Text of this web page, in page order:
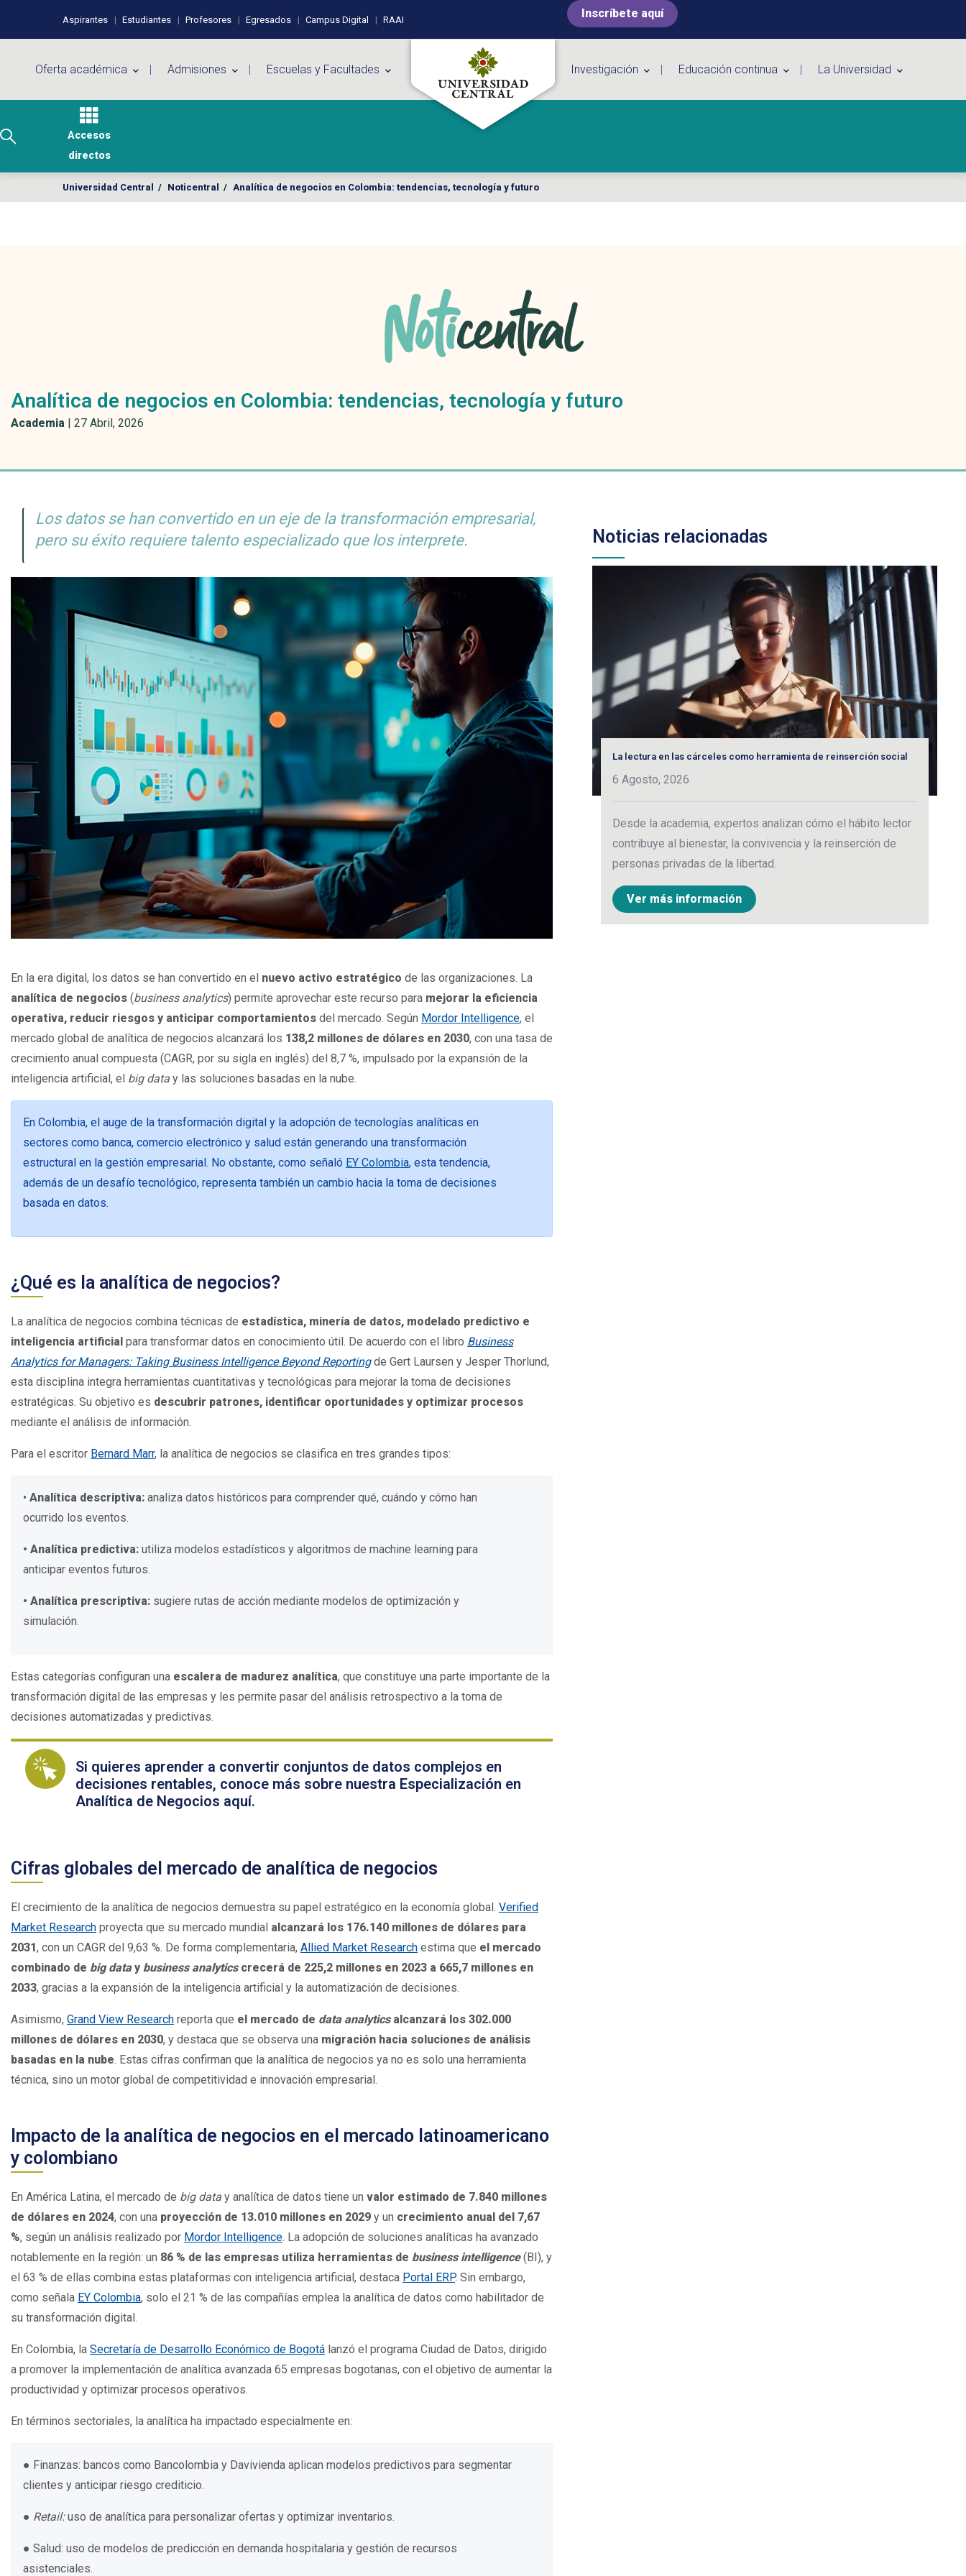
Perfiles de usuario
Aspirantes Estudiantes Profesores Egresados Campus Digital RAAI Inscríbete aquí
Oferta académica Admisiones Escuelas y Facultades Investigación Educación continua La Universidad
Accesos
directos
Universidad Central / Noticentral / Analítica de negocios en Colombia: tendencias, tecnología y futuro
Analítica de negocios en Colombia: tendencias, tecnología y futuro
Academia | 27 Abril, 2026
Los datos se han convertido en un eje de la transformación empresarial,
pero su éxito requiere talento especializado que los interprete.
Noticias relacionadas
La lectura en las cárceles como herramienta de reinserción social
6 Agosto, 2026
Desde la academia, expertos analizan cómo el hábito lector
contribuye al bienestar, la convivencia y la reinserción de
personas privadas de la libertad.
Ver más información
En la era digital, los datos se han convertido en el nuevo activo estratégico de las organizaciones. La
analítica de negocios (business analytics) permite aprovechar este recurso para mejorar la eficiencia
operativa, reducir riesgos y anticipar comportamientos del mercado. Según Mordor Intelligence, el
mercado global de analítica de negocios alcanzará los 138,2 millones de dólares en 2030, con una tasa de
crecimiento anual compuesta (CAGR, por su sigla en inglés) del 8,7 %, impulsado por la expansión de la
inteligencia artificial, el big data y las soluciones basadas en la nube.
En Colombia, el auge de la transformación digital y la adopción de tecnologías analíticas en
sectores como banca, comercio electrónico y salud están generando una transformación
estructural en la gestión empresarial. No obstante, como señaló EY Colombia, esta tendencia,
además de un desafío tecnológico, representa también un cambio hacia la toma de decisiones
basada en datos.
¿Qué es la analítica de negocios?
La analítica de negocios combina técnicas de estadística, minería de datos, modelado predictivo e
inteligencia artificial para transformar datos en conocimiento útil. De acuerdo con el libro Business
Analytics for Managers: Taking Business Intelligence Beyond Reportingde Gert Laursen y Jesper Thorlund,
esta disciplina integra herramientas cuantitativas y tecnológicas para mejorar la toma de decisiones
estratégicas. Su objetivo es descubrir patrones, identificar oportunidades y optimizar procesos
mediante el análisis de información.
Para el escritor Bernard Marr, la analítica de negocios se clasifica en tres grandes tipos:
• Analítica descriptiva: analiza datos históricos para comprender qué, cuándo y cómo han
ocurrido los eventos.
• Analítica predictiva: utiliza modelos estadísticos y algoritmos de machine learning para
anticipar eventos futuros.
• Analítica prescriptiva: sugiere rutas de acción mediante modelos de optimización y
simulación.
Estas categorías configuran una escalera de madurez analítica, que constituye una parte importante de la
transformación digital de las empresas y les permite pasar del análisis retrospectivo a la toma de
decisiones automatizadas y predictivas.
Si quieres aprender a convertir conjuntos de datos complejos en
decisiones rentables, conoce más sobre nuestra Especialización en
Analítica de Negocios aquí.
Cifras globales del mercado de analítica de negocios
El crecimiento de la analítica de negocios demuestra su papel estratégico en la economía global. Verified
Market Research proyecta que su mercado mundial alcanzará los 176.140 millones de dólares para
2031, con un CAGR del 9,63 %. De forma complementaria, Allied Market Research estima que el mercado
combinado de big datay business analyticscrecerá de 225,2 millones en 2023 a 665,7 millones en
2033, gracias a la expansión de la inteligencia artificial y la automatización de decisiones.
Asimismo, Grand View Research reporta que el mercado de data analyticsalcanzará los 302.000
millones de dólares en 2030, y destaca que se observa una migración hacia soluciones de análisis
basadas en la nube. Estas cifras confirman que la analítica de negocios ya no es solo una herramienta
técnica, sino un motor global de competitividad e innovación empresarial.
Impacto de la analítica de negocios en el mercado latinoamericano
y colombiano
En América Latina, el mercado de big data y analítica de datos tiene un valor estimado de 7.840 millones
de dólares en 2024, con una proyección de 13.010 millones en 2029 y un crecimiento anual del 7,67
%, según un análisis realizado por Mordor Intelligence. La adopción de soluciones analíticas ha avanzado
notablemente en la región: un 86 % de las empresas utiliza herramientas de business intelligence(BI), y
el 63 % de ellas combina estas plataformas con inteligencia artificial, destaca Portal ERP. Sin embargo,
como señala EY Colombia, solo el 21 % de las compañías emplea la analítica de datos como habilitador de
su transformación digital.
En Colombia, la Secretaría de Desarrollo Económico de Bogotá lanzó el programa Ciudad de Datos, dirigido
a promover la implementación de analítica avanzada 65 empresas bogotanas, con el objetivo de aumentar la
productividad y optimizar procesos operativos.
En términos sectoriales, la analítica ha impactado especialmente en:
● Finanzas: bancos como Bancolombia y Davivienda aplican modelos predictivos para segmentar
clientes y anticipar riesgo crediticio.
● Retail:uso de analítica para personalizar ofertas y optimizar inventarios.
● Salud: uso de modelos de predicción en demanda hospitalaria y gestión de recursos
asistenciales.